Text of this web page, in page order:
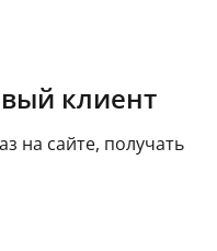
клиент
на сайте, получать